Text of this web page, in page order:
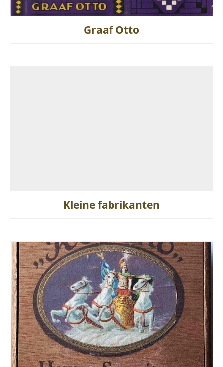
Graaf Otto
Kleine fabrikanten